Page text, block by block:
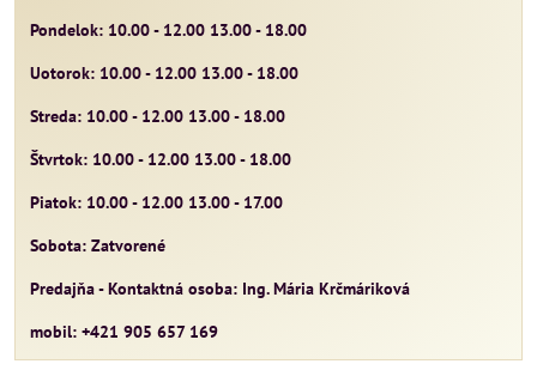
Pondelok: 10.00 - 12.00 13.00 - 18.00
Uotorok: 10.00 - 12.00 13.00 - 18.00
Streda: 10.00 - 12.00 13.00 - 18.00
Štvrtok: 10.00 - 12.00 13.00 - 18.00
Piatok: 10.00 - 12.00 13.00 - 17.00
Sobota: Zatvorené
Predajňa - Kontaktná osoba: Ing. Mária Krčmáriková
mobil: +421 905 657 169